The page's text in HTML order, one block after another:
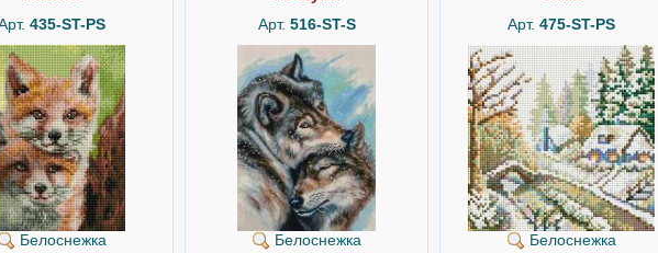
435-ST-PS
Белоснежка
Арт. 516-ST-S
Белоснежка
Арт. 475-ST-PS
Белоснежка